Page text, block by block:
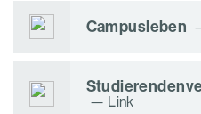
Campusleben
Link